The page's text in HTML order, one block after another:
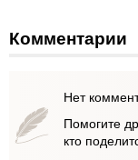
Комментарии
Нет
Помогите
кто